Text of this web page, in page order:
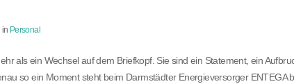
in Personal
als ein Wechsel auf dem Briefkopf. Sie sind ein Statement, ein
so ein Moment steht beim Darmstädter Energieversorger ENTEGA